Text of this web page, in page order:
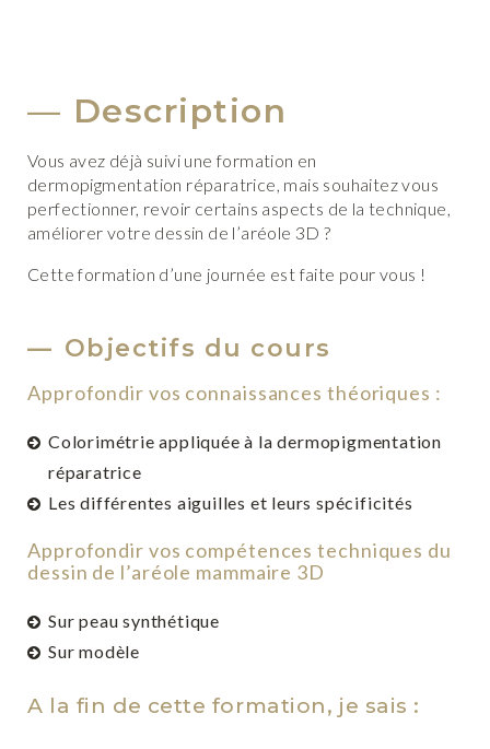
Description
Vous avez déjà suivi une formation en
dermopigmentation réparatrice, mais souhaitez vous
perfectionner, revoir certains aspects de la technique,
améliorer votre dessin de l’aréole 3D ?
Cette formation d’une journée est faite pour vous !
Objectifs du cours
Approfondir vos connaissances théoriques :
Colorimétrie appliquée à la dermopigmentation
réparatrice
Les différentes aiguilles et leurs spécificités
Approfondir vos compétences techniques du
dessin de l’aréole mammaire 3D
Sur peau synthétique
Sur modèle
A la fin de cette formation, je sais :